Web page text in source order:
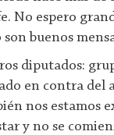
No espero
buenos
diputados:
en contra del
nos estamos
y no se